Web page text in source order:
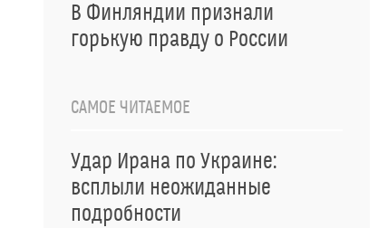
В Финляндии признали
горькую правду о России
САМОЕ ЧИТАЕМОЕ
Удар Ирана по Украине:
всплыли неожиданные
подробности